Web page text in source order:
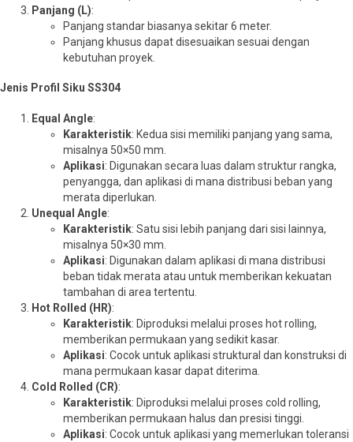
Panjang (L):
Panjang standar biasanya sekitar 6 meter.
Panjang khusus dapat disesuaikan sesuai dengan
kebutuhan proyek.
Jenis Profil Siku SS304
Equal Angle:
Karakteristik: Kedua sisi memiliki panjang yang sama,
misalnya 50×50 mm.
Aplikasi: Digunakan secara luas dalam struktur rangka,
penyangga, dan aplikasi di mana distribusi beban yang
merata diperlukan.
Unequal Angle:
Karakteristik: Satu sisi lebih panjang dari sisi lainnya,
misalnya 50×30 mm.
Aplikasi: Digunakan dalam aplikasi di mana distribusi
beban tidak merata atau untuk memberikan kekuatan
tambahan di area tertentu.
Hot Rolled (HR):
Karakteristik: Diproduksi melalui proses hot rolling,
memberikan permukaan yang sedikit kasar.
Aplikasi: Cocok untuk aplikasi struktural dan konstruksi di
mana permukaan kasar dapat diterima.
Cold Rolled (CR):
Karakteristik: Diproduksi melalui proses cold rolling,
memberikan permukaan halus dan presisi tinggi.
Aplikasi: Cocok untuk aplikasi yang memerlukan toleransi